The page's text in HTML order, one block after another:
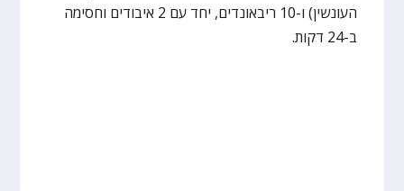
העונשין) ו-10 ריבאונדים, יחד עם 2 איבודים וחסימה
ב-24 דקות.